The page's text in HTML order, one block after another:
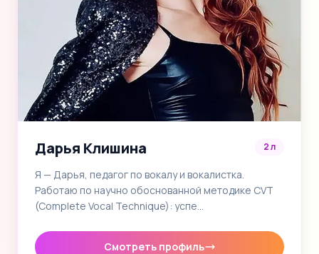
Дарья Клишина 2 л
Я — Дарья, педагог по вокалу и вокалистка.
Работаю по научно обоснованной методике CVT
(Complete Vocal Technique): успе…
Смотреть профиль